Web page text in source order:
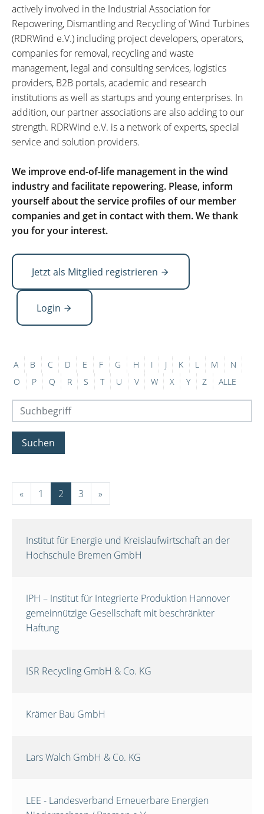
actively involved in the Industrial Association for
Repowering, Dismantling and Recycling of Wind Turbines
(RDRWind e.V.) including project developers, operators,
companies for removal, recycling and waste
management, legal and consulting services, logistics
providers, B2B portals, academic and research
institutions as well as startups and young enterprises. In
addition, our partner associations are also adding to our
strength. RDRWind e.V. is a network of experts, special
service and solution providers.
We improve end-of-life management in the wind
industry and facilitate repowering. Please, inform
yourself about the service profiles of our member
companies and get in contact with them. We thank
you for your interest.
Jetzt als Mitglied registrieren
Login
A B C D E F G H I J K L M
N
O
P Q R S T U V W X Y Z ALLE
Suchen
« 1 2 3 »
Institut für Energie und Kreislaufwirtschaft an der
Hochschule Bremen GmbH
IPH – Institut für Integrierte Produktion Hannover
gemeinnützige Gesellschaft mit beschränkter
Haftung
ISR Recycling GmbH & Co. KG
Krämer Bau GmbH
Lars Walch GmbH & Co. KG
LEE - Landesverband Erneuerbare Energien